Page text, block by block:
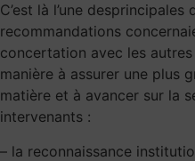
C’est là l’une
recommandations
concertation avec les
manière à assurer une plus
matière et à avancer sur la
intervenants :
– la reconnaissance